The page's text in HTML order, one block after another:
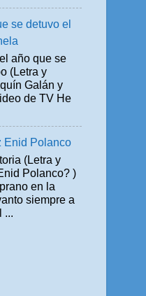
se detuvo el
año que se
(Letra y
Galán y
de TV He
Enid Polanco
(Letra y
Polanco? )
en la
siempre a
...